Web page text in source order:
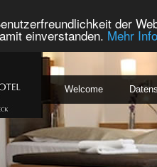
der
einverstanden. Mehr
Welcome